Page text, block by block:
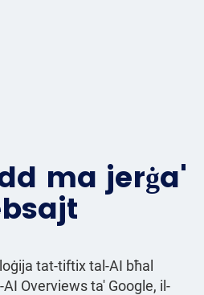
ma jerġa'
tat-tiftix tal-AI bħal
Overviews ta' Google, il-